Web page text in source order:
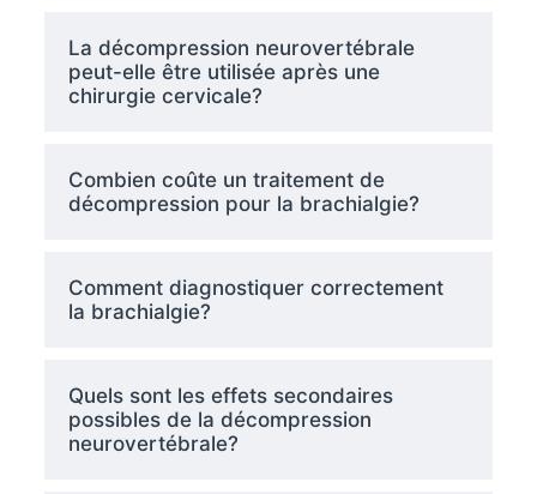
La décompression neurovertébrale
peut-elle être utilisée après une
chirurgie cervicale?
Combien coûte un traitement de
décompression pour la brachialgie?
Comment diagnostiquer correctement
la brachialgie?
Quels sont les effets secondaires
possibles de la décompression
neurovertébrale?